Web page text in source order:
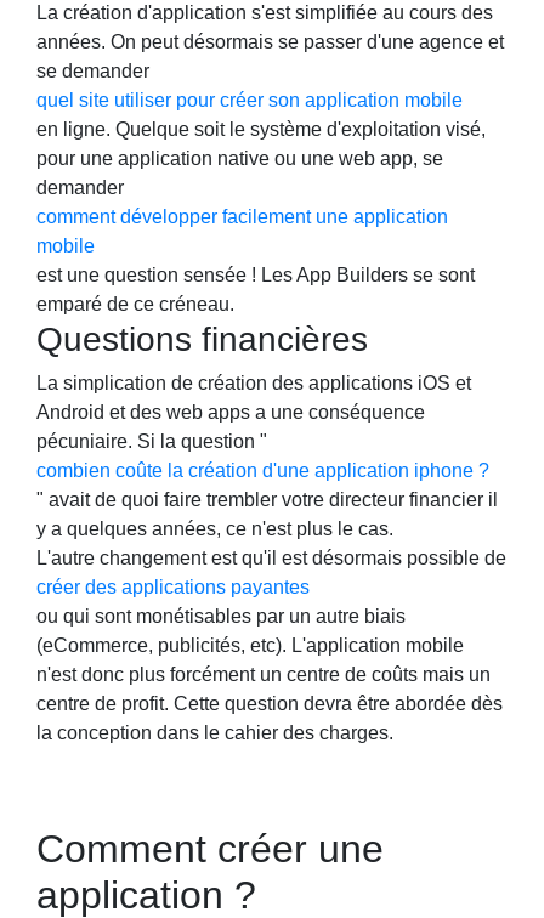
La création d'application s'est simplifiée au cours des
années. On peut désormais se passer d'une agence et
se demander
quel site utiliser pour créer son application mobile
en ligne. Quelque soit le système d'exploitation visé,
pour une application native ou une web app, se
demander
comment développer facilement une application
mobile
est une question sensée ! Les App Builders se sont
emparé de ce créneau.
Questions financières
La simplication de création des applications iOS et
Android et des web apps a une conséquence
pécuniaire. Si la question "
combien coûte la création d'une application iphone ?
" avait de quoi faire trembler votre directeur financier il
y a quelques années, ce n'est plus le cas.
L'autre changement est qu'il est désormais possible de
créer des applications payantes
ou qui sont monétisables par un autre biais
(eCommerce, publicités, etc). L'application mobile
n'est donc plus forcément un centre de coûts mais un
centre de profit. Cette question devra être abordée dès
la conception dans le cahier des charges.
Comment créer une
application ?